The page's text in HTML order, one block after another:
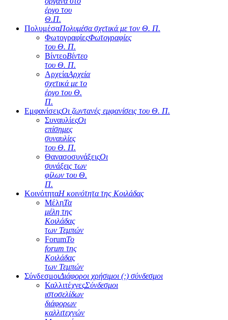
έργο του
Θ.Π.
ΠολυμέσαΠολυμέσα σχετικά με τον Θ. Π.
ΦωτογραφίεςΦωτογραφίες
του Θ. Π.
ΒίντεοΒίντεο
του Θ. Π.
ΑρχείαΑρχεία
σχετικά με το
έργο του Θ.
Π.
ΕμφανίσειςΟι ζωντανές εμφανίσεις του Θ. Π.
ΣυναυλίεςΟι
επίσημες
συναυλίες
του Θ. Π.
ΘανασοσυνάξειςΟι
συνάξεις των
φίλων του Θ.
Π.
ΚοινότηταΗ κοινότητα της Κοιλάδας
ΜέληΤα
μέλη της
Κοιλάδας
των Τεμπών
ForumΤο
forum της
Κοιλάδας
των Τεμπών
ΣύνδεσμοιΔιάφοροι χρήσιμοι (;) σύνδεσμοι
ΚαλλιτέχνεςΣύνδεσμοι
ιστοσελίδων
διάφορων
καλλιτεχνών